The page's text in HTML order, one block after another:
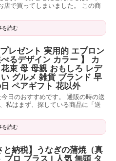
店で買ってしまいました。 この商
を読む
レゼント 実用的 エプロン
るデザイン カラー 】 カ
束 母 母親 おもしろ レデ
グルメ 雑貨 ブランド 早
ペアギフト 花以外
日のおすすめです。 通販の時の送
私はまず、探している商品に「送
を読む
納税】うなぎの蒲焼（真
プロ プラス | 人気 無頭 タ